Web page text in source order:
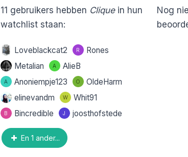
11 gebruikers hebben Cliquein hun
watchlist staan:
Loveblackcat2 R
Rones
Metalian
A AlieB
A Anoniempje123 O
OldeHarm
elinevandm
W Whit91
B Bincredible J joosthofstede
En 1 ander...
Nog